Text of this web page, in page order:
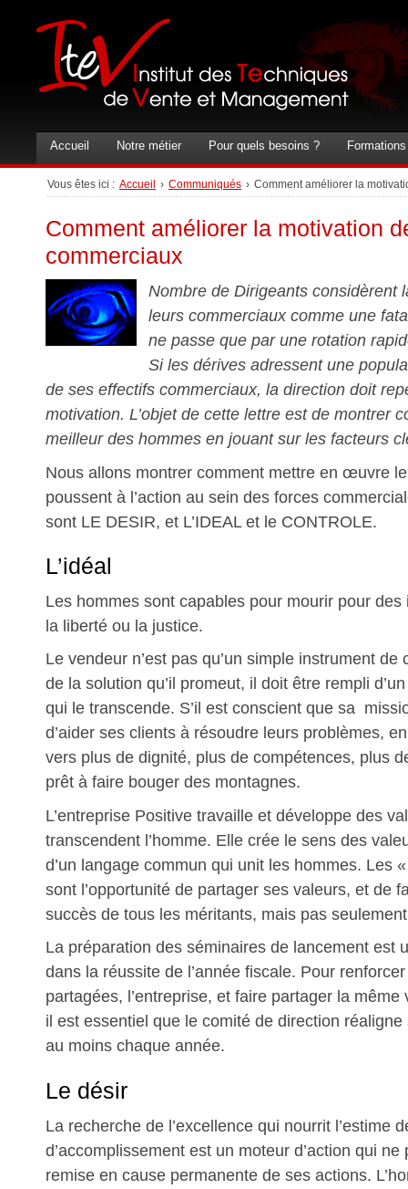
Accueil Notre métier Pour quels besoins ? Formations
Vous êtes ici : Accueil › Communiqués › Comment améliorer la
Comment améliorer la motivation
commerciaux
Nombre de Dirigeants considèrent
leurs commerciaux comme une
ne passe que par une rotation
Si les dérives adressent une
de ses effectifs commerciaux, la direction doit
motivation. L’objet de cette lettre est de montrer
meilleur des hommes en jouant sur les facteurs
Nous allons montrer comment mettre en œuvre
poussent à l’action au sein des forces
sont LE DESIR, et L’IDEAL et le CONTROLE.
L’idéal
Les hommes sont capables pour mourir pour
la liberté ou la justice.
Le vendeur n’est pas qu’un simple instrument de
de la solution qu’il promeut, il doit être rempli
qui le transcende. S’il est conscient que sa
d’aider ses clients à résoudre leurs problèmes,
vers plus de dignité, plus de compétences, plus
prêt à faire bouger des montagnes.
L’entreprise Positive travaille et développe des
transcendent l’homme. Elle crée le sens des
d’un langage commun qui unit les hommes. Les
sont l’opportunité de partager ses valeurs, et de
succès de tous les méritants, mais pas
La préparation des séminaires de lancement est
dans la réussite de l’année fiscale. Pour
partagées, l’entreprise, et faire partager la même
il est essentiel que le comité de direction
au moins chaque année.
Le désir
La recherche de l’excellence qui nourrit l’estime
d’accomplissement est un moteur d’action qui
remise en cause permanente de ses actions.